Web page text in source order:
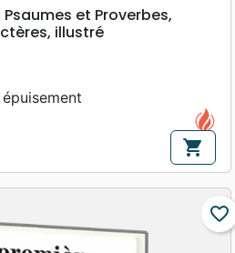
et Proverbes,
illustré
shopping_cart
favorite_border